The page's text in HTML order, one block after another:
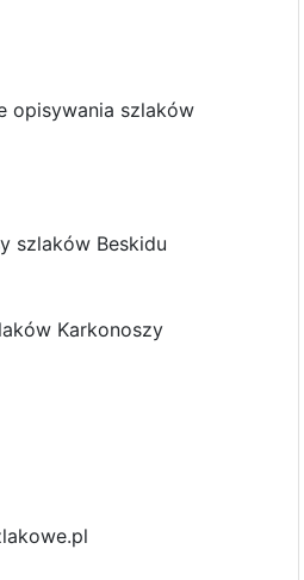
opisywania szlaków
szlaków Beskidu
Karkonoszy